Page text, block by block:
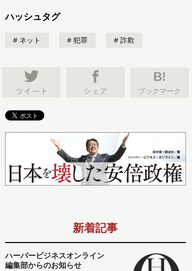
ハッシュタグ
ネット 犯罪 詐欺
B!
ブックマーク
新着記事
ハーバービジネスオンライン
編集部からのお知らせ